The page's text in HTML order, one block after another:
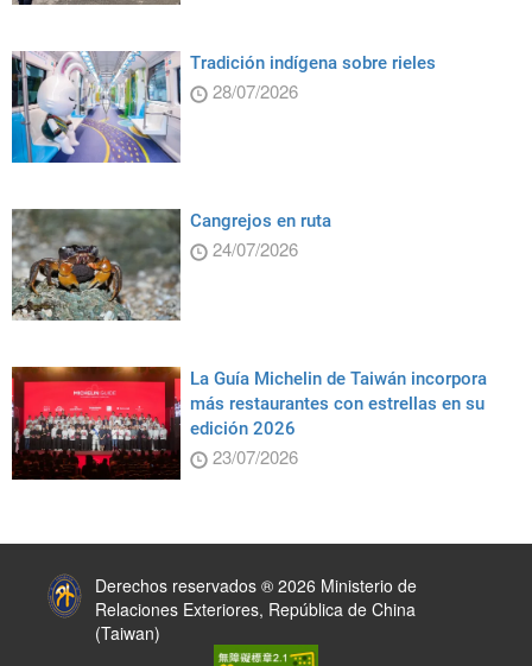
Tradición indígena sobre rieles
28/07/2026
Cangrejos en ruta
24/07/2026
La Guía Michelin de Taiwán incorpora
más restaurantes con estrellas en su
edición 2026
23/07/2026
Derechos reservados ® 2026 Ministerio de
Relaciones Exteriores, República de China
(Taiwan)